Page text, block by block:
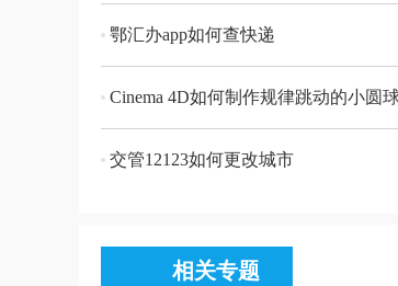
鄂汇办app如何查快递
Cinema 4D如何制作规律跳动的小圆
交管12123如何更改城市
相关专题